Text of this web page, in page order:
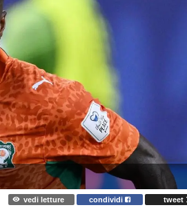
vedi letture condividi tweet